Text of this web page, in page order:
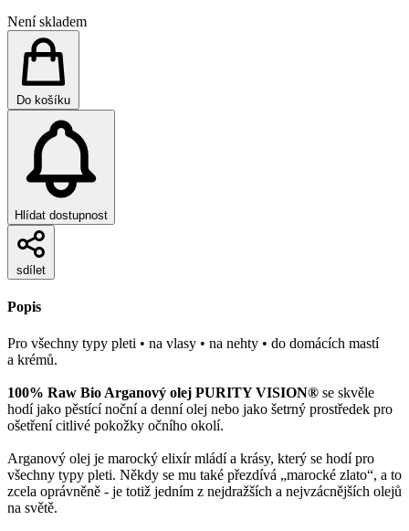
Není skladem
Do košíku
Hlídat dostupnost
sdílet
Popis
Pro všechny typy pleti • na vlasy • na nehty • do domácích mastí
a krémů.
100% Raw Bio Arganový olej PURITY VISION® se skvěle
hodí jako pěstící noční a denní olej nebo jako šetrný prostředek pro
ošetření citlivé pokožky očního okolí.
Arganový olej je marocký elixír mládí a krásy, který se hodí pro
všechny typy pleti. Někdy se mu také přezdívá „marocké zlato“, a to
zcela oprávněně - je totiž jedním z nejdražších a nejvzácnějších olejů
na světě.